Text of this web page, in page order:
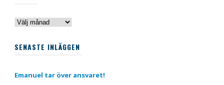
Arkiv
SENASTE INLÄGGEN
Emanuel tar över ansvaret!